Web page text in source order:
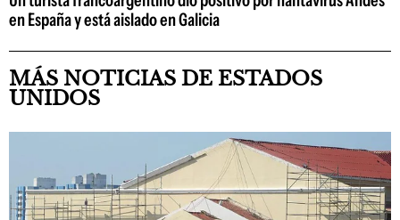
en España y está aislado en Galicia
MÁS NOTICIAS DE ESTADOS
UNIDOS